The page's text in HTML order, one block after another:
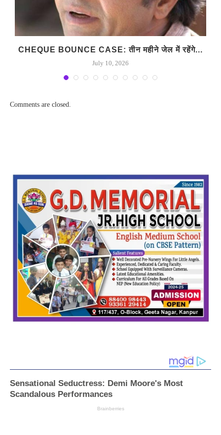
CHEQUE BOUNCE CASE: तीन महीने जेल में रहेंगे...
July 10, 2026
Comments are closed.